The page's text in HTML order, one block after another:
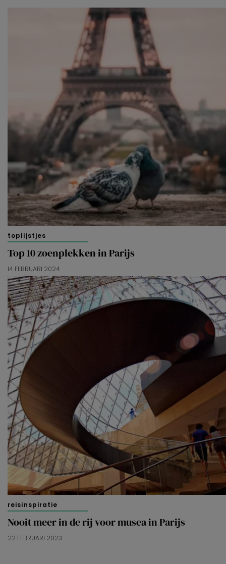
toplijstjes
Top 10 zoenplekken in Parijs
14 FEBRUARI 2024
reisinspiratie
Nooit meer in de rij voor musea in Parijs
22 FEBRUARI 2023